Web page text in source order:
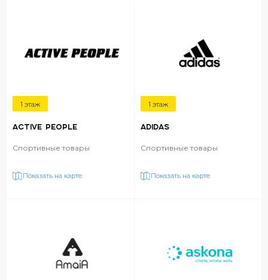
1 этаж
ACTIVE PEOPLE
Спортивные товары
Показать на карте
1 этаж
ADIDAS
Спортивные товары
Показать на карте